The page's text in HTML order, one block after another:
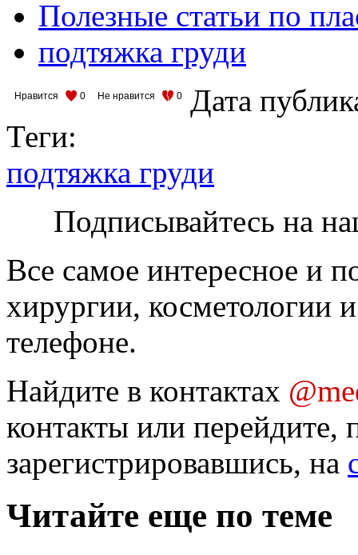
Полезные статьи по
подтяжка груди
Нравится 0 Не нравится 0
Дата
Теги:
подтяжка груди
Подписывайтесь на
Все самое интересное и
хирургии, косметологии
телефоне.
Найдите в контактах
контакты или перейдите,
зарегистрировавшись, на
Читайте еще по теме